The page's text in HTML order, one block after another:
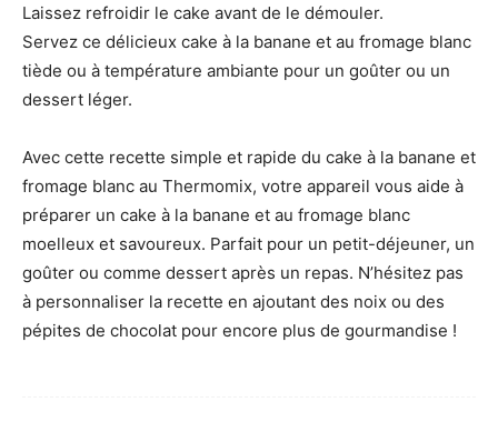
Laissez refroidir le cake avant de le démouler.
Servez ce délicieux cake à la banane et au fromage blanc
tiède ou à température ambiante pour un goûter ou un
dessert léger.
Avec cette recette simple et rapide du cake à la banane et
fromage blanc au Thermomix, votre appareil vous aide à
préparer un cake à la banane et au fromage blanc
moelleux et savoureux. Parfait pour un petit-déjeuner, un
goûter ou comme dessert après un repas. N’hésitez pas
à personnaliser la recette en ajoutant des noix ou des
pépites de chocolat pour encore plus de gourmandise !